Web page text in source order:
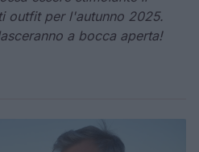
outfit per l'autunno 2025.
a bocca aperta!